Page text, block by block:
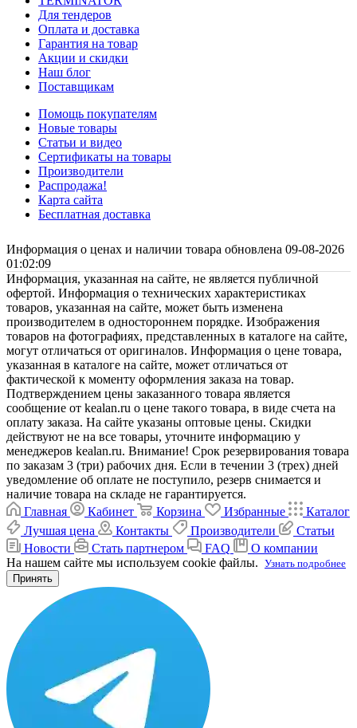
Для тендеров
Оплата и доставка
Гарантия на товар
Акции и скидки
Наш блог
Поставщикам
Помощь покупателям
Новые товары
Статьи и видео
Сертификаты на товары
Производители
Распродажа!
Карта сайта
Бесплатная доставка
Информация о ценах и наличии товара обновлена 09-08-2026
01:02:09
Информация, указанная на сайте, не является публичной
офертой. Информация о технических характеристиках
товаров, указанная на сайте, может быть изменена
производителем в одностороннем порядке. Изображения
товаров на фотографиях, представленных в каталоге на сайте,
могут отличаться от оригиналов. Информация о цене товара,
указанная в каталоге на сайте, может отличаться от
фактической к моменту оформления заказа на товар.
Подтверждением цены заказанного товара является
сообщение от kealan.ru о цене такого товара, в виде счета на
оплату заказа. На сайте указаны оптовые цены. Скидки
действуют не на все товары, уточните информацию у
менеджеров kealan.ru. Внимание! Срок резервирования товара
по заказам 3 (три) рабочих дня. Если в течении 3 (трех) дней
уведомление об оплате не поступило, резерв снимается и
наличие товара на складе не гарантируется.
Главная
Кабинет Корзина Избранные
Каталог
Лучшая цена
Контакты Производители
Статьи
Новости
Стать партнером FAQ
О компании
На нашем сайте мы используем cookie файлы. Узнать подробнее
Принять